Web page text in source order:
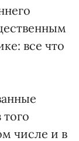
все что
числе и в